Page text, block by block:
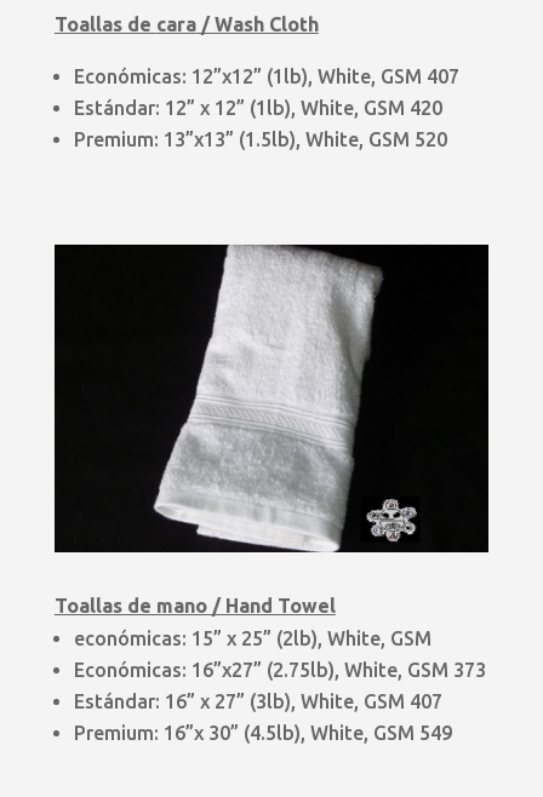
Toallas de cara/ Wash Cloth
Económicas: 12”x12” (1lb), White, GSM 407
Estándar: 12” x 12” (1lb), White, GSM 420
Premium: 13”x13” (1.5lb), White, GSM 520
Toallas de mano / Hand Towel
económicas: 15” x 25” (2lb), White, GSM
Económicas: 16”x27” (2.75lb), White, GSM 373
Estándar: 16” x 27” (3lb), White, GSM 407
Premium: 16”x 30” (4.5lb), White, GSM 549